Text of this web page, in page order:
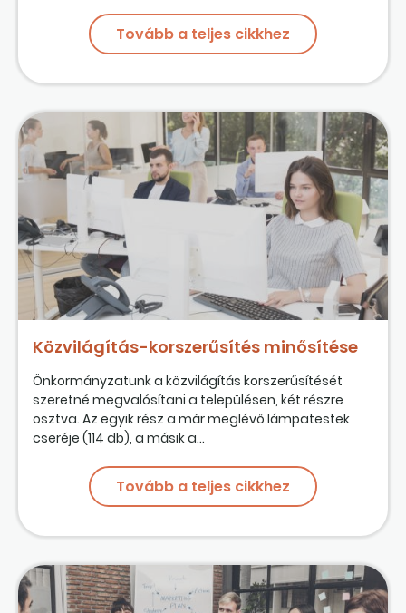
Tovább a teljes cikkhez
Közvilágítás-korszerűsítés minősítése
Önkormányzatunk a közvilágítás korszerűsítését
szeretné megvalósítani a településen, két részre
osztva. Az egyik rész a már meglévő lámpatestek
cseréje (114 db), a másik a...
Tovább a teljes cikkhez